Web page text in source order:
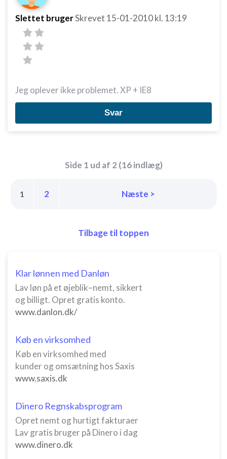
Slettet brugerSkrevet 15-01-2010kl. 13:19
Jeg oplever ikke problemet. XP + IE8
Svar
Side 1 ud af 2 (16 indlæg)
1 2 Næste >
Tilbage til toppen
Klar lønnen med Danløn
Lav løn på et øjeblik–nemt, sikkert
og billigt. Opret gratis konto.
www.danlon.dk/
Køb en virksomhed
Køb en virksomhed med
kunder og omsætning hos Saxis
www.saxis.dk
Dinero Regnskabsprogram
Opret nemt og hurtigt fakturaer
Lav gratis bruger på Dinero i dag
www.dinero.dk